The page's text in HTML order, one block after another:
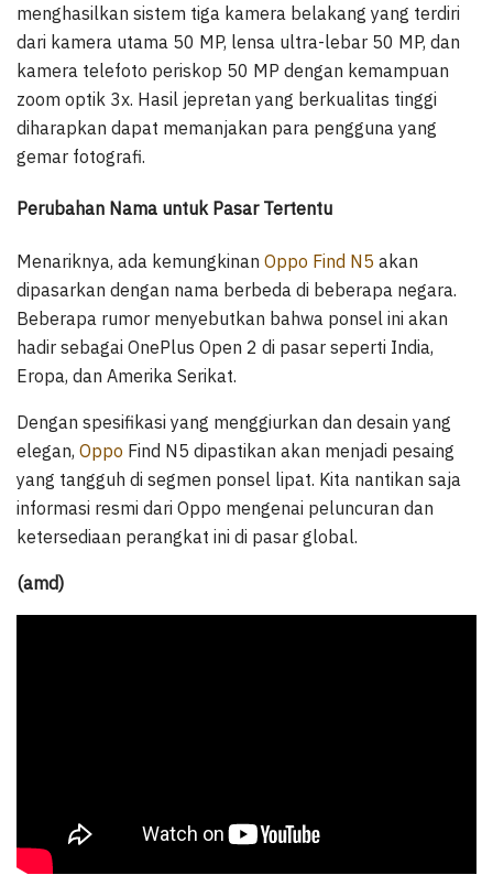
menghasilkan sistem tiga kamera belakang yang terdiri
dari kamera utama 50 MP, lensa ultra-lebar 50 MP, dan
kamera telefoto periskop 50 MP dengan kemampuan
zoom optik 3x. Hasil jepretan yang berkualitas tinggi
diharapkan dapat memanjakan para pengguna yang
gemar fotografi.
Perubahan Nama untuk Pasar Tertentu
Menariknya, ada kemungkinan Oppo Find N5 akan
dipasarkan dengan nama berbeda di beberapa negara.
Beberapa rumor menyebutkan bahwa ponsel ini akan
hadir sebagai OnePlus Open 2 di pasar seperti India,
Eropa, dan Amerika Serikat.
Dengan spesifikasi yang menggiurkan dan desain yang
elegan, Oppo Find N5 dipastikan akan menjadi pesaing
yang tangguh di segmen ponsel lipat. Kita nantikan saja
informasi resmi dari Oppo mengenai peluncuran dan
ketersediaan perangkat ini di pasar global.
(amd)